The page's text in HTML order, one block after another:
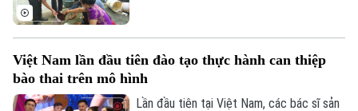
Đánh giá
Làng nghề
Y tế
Dinh dưỡng
Thể thao
Bóng đá
Quần vợt
Giải trí
Tin tức
đồng không chủ động thực hiện các biện
pháp phòng, chống.
Việt Nam lần đầu tiên đào tạo thực hành can thiệp
bào thai trên mô hình
Lần đầu tiên tại Việt Nam, các bác sĩ sản